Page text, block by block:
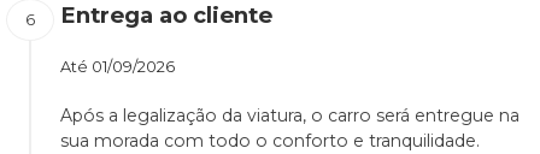
Entrega ao cliente
Até 01/09/2026
Após a legalização da viatura, o carro será entregue na
sua morada com todo o conforto e tranquilidade.